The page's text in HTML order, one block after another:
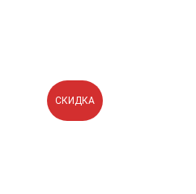
СКИДКА